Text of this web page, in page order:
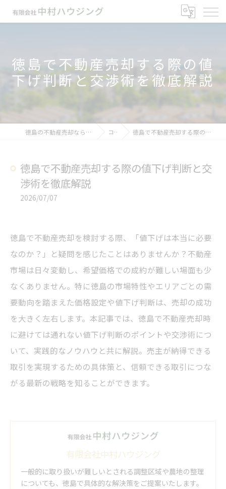
徳島で不動産売却する際の値
下げ判断と交渉術を徹底解説
徳島の不動産売却なら有限会社中村ハウジング コラム 徳島で不動産売却する際の値下げ判断と交渉術を徹底解説
徳島で不動産売却する際の値下げ判断と交
渉術を徹底解説
2026/07/07
徳島で不動産売却を検討する際、「値下げは本当に必要
なのか？」と疑問を感じたことはありませんか？不動産
市場は日々変動し、希望価格での成約が難しい場面も少
なくありません。特に徳島の市場特性やエリアごとの需
要動向を踏まえた価格設定や値下げ判断は、売却の成功
を大きく左右します。本記事では、徳島で不動産売却時
に避けては通れない値下げ判断のポイントや交渉術につ
いて、実践的なノウハウと共に解説。売主が納得できる
取引を実現するための具体策と、信頼できる取引につな
がる最新の戦略を知ることができます。
有限会社中村ハウジング
一般的に取り扱いが難しいとされる調整区域や農地の整理
についても、徳島で具体的な解決策をご提案いたします。